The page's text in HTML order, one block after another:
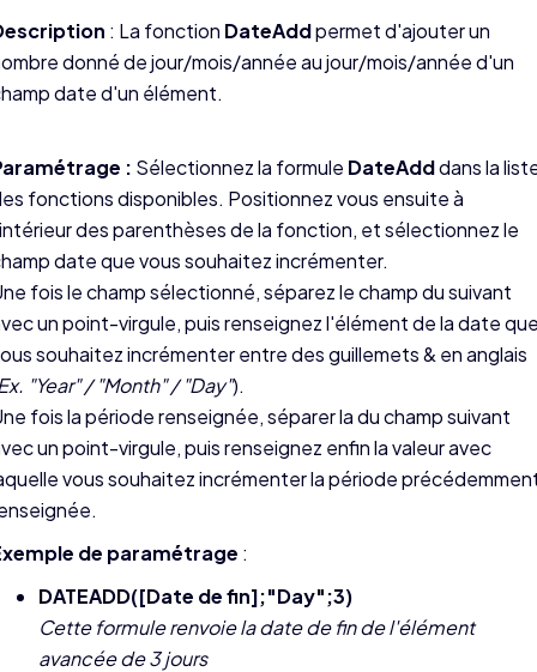
: La fonction DateAddpermet d'ajouter un
donné de jour/mois/année au jour/mois/année d'un
date d'un élément.
: Sélectionnez la formule DateAdddans la
fonctions disponibles. Positionnez vous ensuite à
des parenthèses de la fonction, et sélectionnez le
date que vous souhaitez incrémenter.
fois le champ sélectionné, séparez le champ du suivant
un point-virgule, puis renseignez l'élément de la date
souhaitez incrémenter entre des guillemets & en anglais
"Year" / "Month" / "Day").
fois la période renseignée, séparer la du champ suivant
un point-virgule, puis renseignez enfin la valeur avec
vous souhaitez incrémenter la période
de paramétrage :
DATEADD([Date de fin];"Day";3)
Cette formule renvoie la date de fin de l'élément
avancée de 3 jours